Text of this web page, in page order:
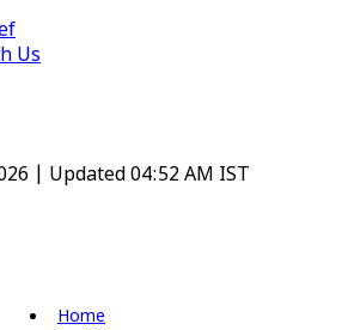
Us
| Updated 04:52 AM IST
Home